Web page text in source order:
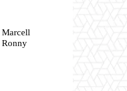
Marcell
Ronny